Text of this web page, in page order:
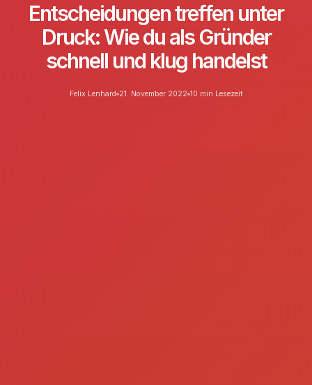
Entscheidungen treffen unter
Druck: Wie du als Gründer
schnell und klug handelst
Felix Lenhard 21. November 2022 10 min Lesezeit